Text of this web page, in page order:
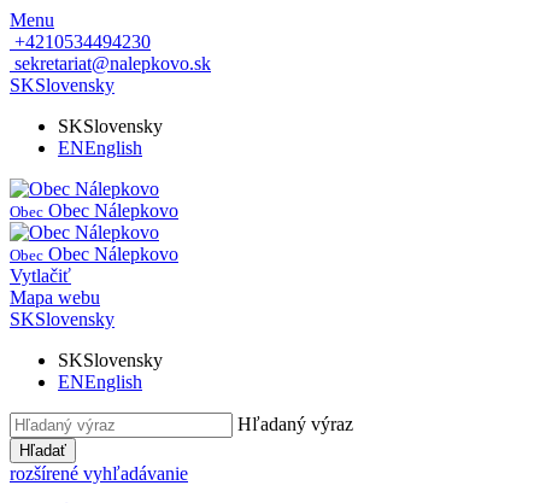
Menu
+4210534494230
sekretariat@nalepkovo.sk
SKSlovensky
SKSlovensky
ENEnglish
Obec Obec Nálepkovo
Obec Obec Nálepkovo
Vytlačiť
Mapa webu
SKSlovensky
SKSlovensky
ENEnglish
Hľadaný výraz
Hľadať
rozšírené vyhľadávanie